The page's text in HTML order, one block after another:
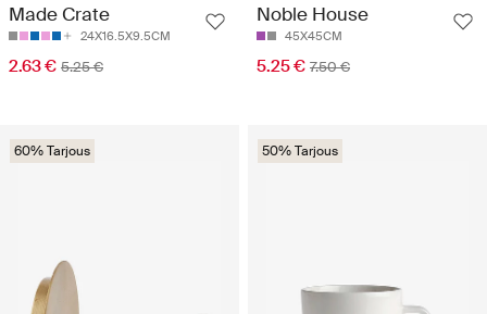
Made Crate
24X16.5X9.5CM
2.63 € 5.25 €
Noble House
45X45CM
5.25 € 7.50 €
60% Tarjous 50% Tarjous